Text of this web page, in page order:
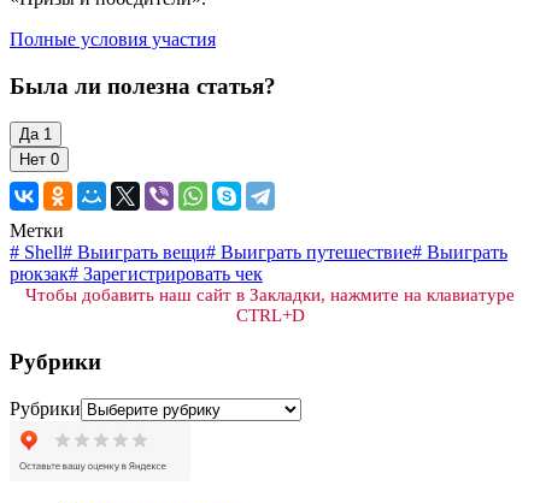
Полные условия участия
Была ли полезна статья?
Да 1
Нет 0
Метки
# Shell# Выиграть вещи# Выиграть путешествие# Выиграть
рюкзак# Зарегистрировать чек
Чтобы добавить наш сайт в Закладки, нажмите на клавиатуре
CTRL+D
Рубрики
Рубрики